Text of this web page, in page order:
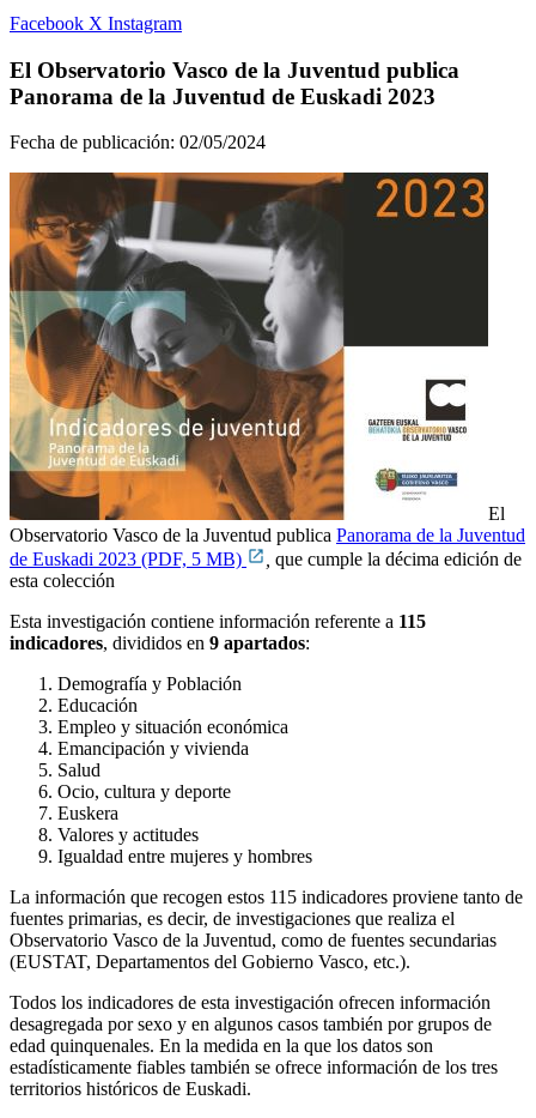
Facebook X Instagram
El Observatorio Vasco de la Juventud publica
Panorama de la Juventud de Euskadi 2023
Fecha de publicación: 02/05/2024
El
Observatorio Vasco de la Juventud publica Panorama de la Juventud
de Euskadi 2023 (PDF, 5 MB)
, que cumple la décima edición de
esta colección
Esta investigación contiene información referente a 115
indicadores, divididos en 9 apartados:
Demografía y Población
Educación
Empleo y situación económica
Emancipación y vivienda
Salud
Ocio, cultura y deporte
Euskera
Valores y actitudes
Igualdad entre mujeres y hombres
La información que recogen estos 115 indicadores proviene tanto de
fuentes primarias, es decir, de investigaciones que realiza el
Observatorio Vasco de la Juventud, como de fuentes secundarias
(EUSTAT, Departamentos del Gobierno Vasco, etc.).
Todos los indicadores de esta investigación ofrecen información
desagregada por sexo y en algunos casos también por grupos de
edad quinquenales. En la medida en la que los datos son
estadísticamente fiables también se ofrece información de los tres
territorios históricos de Euskadi.